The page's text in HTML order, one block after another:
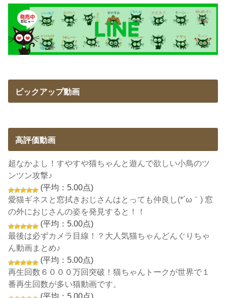
ピックアップ動画
高評価動画
超なかよし！すやすや猫ちゃんと遊んで欲しい小鳥のツ
ンツン攻撃♪
(平均：5.00点)
愛猫ギネスと窓拭きおじさんはとっても仲良し(*´ω｀) 窓
の外におじさんの姿を発見すると！！
(平均：5.00点)
最後は必ずカメラ目線！？大人気猫ちゃんどんぐりちゃ
ん動画まとめ♪
(平均：5.00点)
再生回数６０００万回突破！猫ちゃんトークが世界で１
番再生回数が多い猫動画です。
(平均：5.00点)